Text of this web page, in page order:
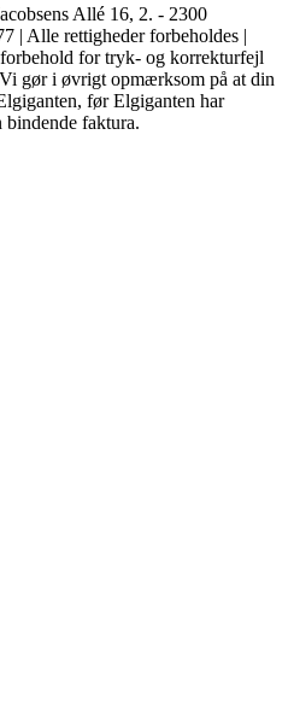
Allé 16, 2. - 2300
| Alle rettigheder forbeholdes |
for tryk- og korrekturfejl
gør i øvrigt opmærksom på at din
før Elgiganten har
bindende faktura.